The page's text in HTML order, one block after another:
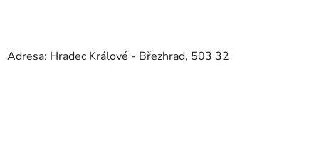
Adresa: Hradec Králové - Březhrad, 503 32